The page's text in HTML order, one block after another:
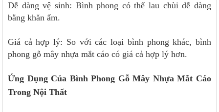
Dễ dàng vệ sinh: Bình phong có thể lau chùi dễ dàng
bằng khăn ẩm.
Giá cả hợp lý: So với các loại bình phong khác, bình
phong gỗ mây nhựa mắt cáo có giá cả hợp lý hơn.
Ứng Dụng Của Bình Phong Gỗ Mây Nhựa Mắt Cáo
Trong Nội Thất